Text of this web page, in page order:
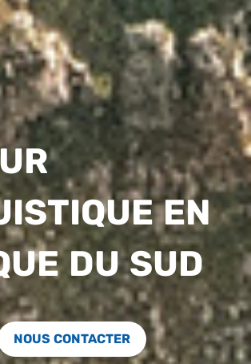
EN
DU SUD
NOUS CONTACTER